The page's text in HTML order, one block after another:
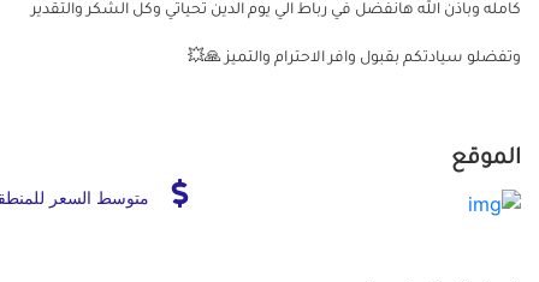
كامله وباذن الله هانفضل في رباط الي يوم الدين تحياتي وكل الشكر والتقدير
وتفضلو سيادتكم بقبول وافر الاحترام والتميز 🙏💥
الموقع
متوسط السعر